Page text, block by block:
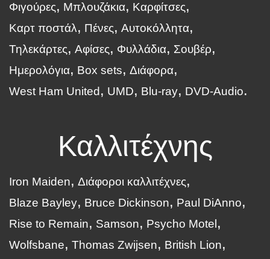
Φιγούρες
Μπλουζάκια
Καρφίτσες
Καρτ ποστάλ
Πένες
Αυτοκόλλητα
Τηλεκάρτες
Αφίσες Φυλλάδια
Σουβέρ
Ημερολόγια
Box sets
Διάφορα
West Ham United
UMD Blu-ray DVD-Audio
Καλλιτέχνης
Iron Maiden
Διάφοροι καλλιτέχνες
Blaze Bayley
Bruce Dickinson
Paul DiAnno
Rise to Remain
Samson
Psycho Motel
Wolfsbane
Thomas Zwijsen
British Lion